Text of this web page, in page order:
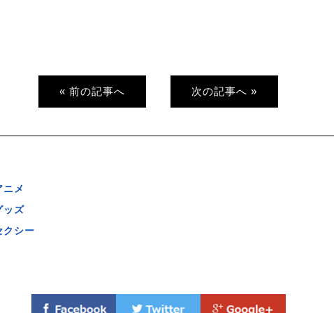
« 前の記事へ 次の記事へ »
ニメ
ッズ
クシー